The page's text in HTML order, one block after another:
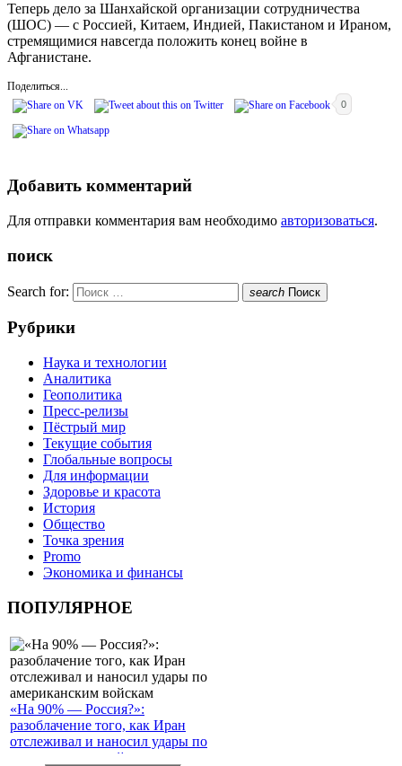
Теперь дело за Шанхайской организации сотрудничества
(ШОС) — с Россией, Китаем, Индией, Пакистаном и Ираном,
стремящимися навсегда положить конец войне в
Афганистане.
Поделиться...
0
Добавить комментарий
Для отправки комментария вам необходимо авторизоваться.
поиск
Search for: search Поиск
Рубрики
Наука и технологии
Аналитика
Геополитика
Пресс-релизы
Пёстрый мир
Текущие события
Глобальные вопросы
Для информации
Здоровье и красота
История
Общество
Точка зрения
Promo
Экономика и финансы
ПОПУЛЯРНОЕ
«На 90% — Россия?»:
разоблачение того, как Иран
отслеживал и наносил удары по
американским войскам